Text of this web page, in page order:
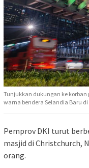
Tunjukkan dukungan ke
warna bendera Selandia Baru di
Pemprov DKI turut
masjid di Christchurch,
orang.